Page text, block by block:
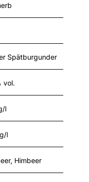
Spätburgunder
vol.
l
l
Himbeer